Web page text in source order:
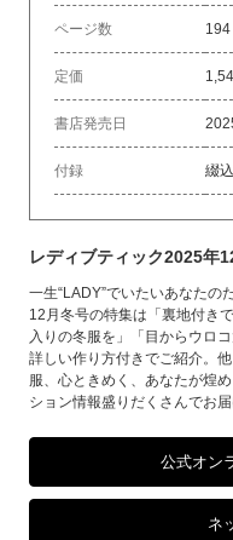
ページ数 194
定価
書店発売日
付録 綴
レディブティック2025年
一生“LADY”でいたいあなたの
12月冬号の特集は「裏地付き
入りの冬服を」「目からウロ
詳しい作り方付きでご紹介。
服、心ときめく、あなたが煌
ション情報盛りだくさんでお届
公式オン
ネ